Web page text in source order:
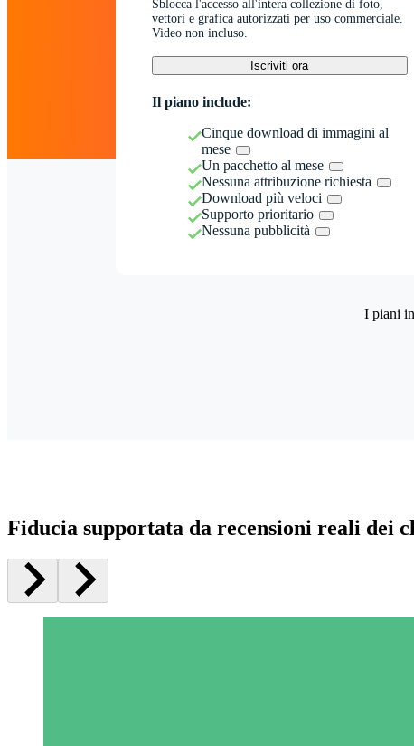
Sblocca l'accesso all'intera collezione di foto,
vettori e grafica autorizzati per uso commerciale.
Video non incluso.
Iscriviti ora
Il piano include:
Cinque download di immagini al
mese
Un pacchetto al mese
Nessuna attribuzione richiesta
Download più veloci
Supporto prioritario
Nessuna pubblicità
I piani
Fiducia supportata da recensioni reali dei